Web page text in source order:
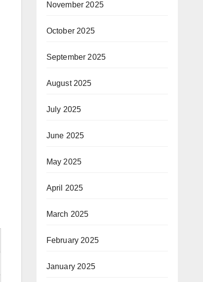
November 2025
October 2025
September 2025
August 2025
July 2025
June 2025
May 2025
April 2025
March 2025
February 2025
January 2025